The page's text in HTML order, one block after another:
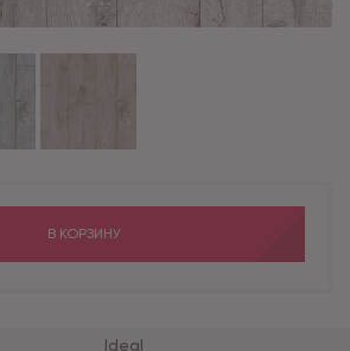
Ideal
В КОРЗИНУ